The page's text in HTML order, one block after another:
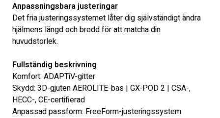
Anpassningsbara justeringar
Det fria justeringssystemet låter dig självständigt ändra
hjälmens längd och bredd för att matcha din
huvudstorlek.
Fullständig beskrivning
Komfort: ADAPTiV-gitter
Skydd: 3D-gjuten AEROLITE-bas | GX-POD 2 | CSA-,
HECC-, CE-certifierad
Anpassad passform: FreeForm-justeringssystem